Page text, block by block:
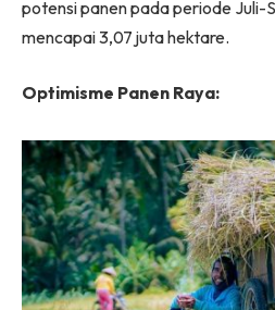
potensi panen pada periode
mencapai 3,07 juta hektare.
Optimisme Panen Raya: